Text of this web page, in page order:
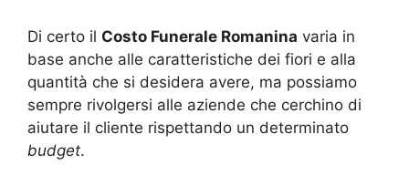
Di certo il Costo Funerale Romanina varia in
base anche alle caratteristiche dei fiori e alla
quantità che si desidera avere, ma possiamo
sempre rivolgersi alle aziende che cerchino di
aiutare il cliente rispettando un determinato
budget.